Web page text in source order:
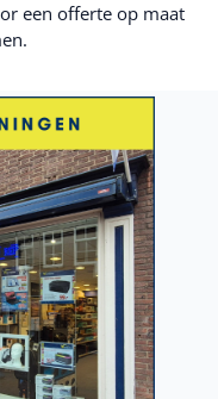
een offerte op maat